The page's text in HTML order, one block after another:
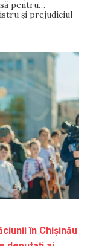
pentru
și prejudiciul
publice din
în Chișinău